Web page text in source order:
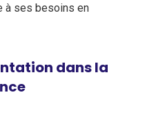
à ses besoins en
dans la